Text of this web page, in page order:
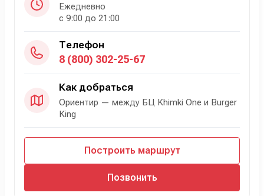
Ежедневно
с 9:00 до 21:00
Телефон
8 (800) 302-25-67
Как добраться
Ориентир — между БЦ Khimki One и Burger
King
Построить маршрут
Позвонить